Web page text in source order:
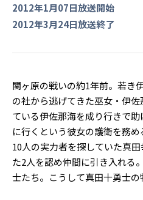
2012年1月07日放送開始
2012年3月24日放送終了
関ヶ原の戦いの約1年前。若き
の社から逃げてきた巫女・伊
ている伊佐那海を成り行きで
に行くという彼女の護衛を務
10人の実力者を探していた真
た2人を認め仲間に引き入れる
士たち。こうして真田十勇士